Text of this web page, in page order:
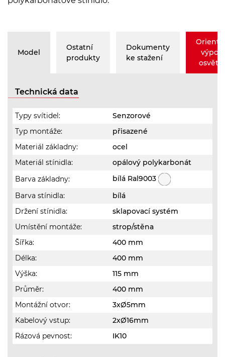
Model
Ostatní
produkty
Dokumenty
ke stažení
Technická data
Typy svítidel:
Senzorové
Typ montáže:
přisazené
Materiál základny:
ocel
Materiál stínidla:
opálový polykarbonát
Barva základny:
bílá Ral9003
Barva stínidla:
bílá
Držení stínidla:
sklapovací systém
Umístění montáže:
strop/stěna
Šířka:
400 mm
Délka:
400 mm
Výška:
115 mm
Průměr:
400 mm
Montážní otvor:
3xØ5mm
Kabelový vstup:
2xØ16mm
Rázová pevnost:
IK10